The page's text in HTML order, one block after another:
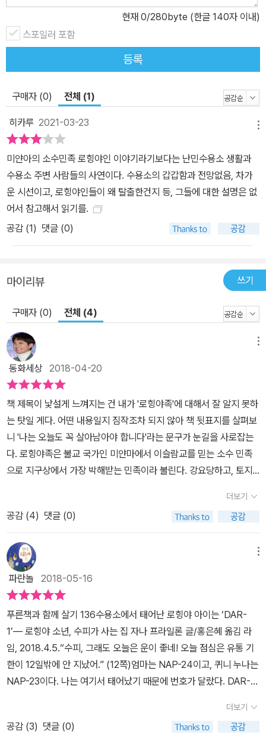
를 강도 높게 비판하고 있다. 그러나 미얀마 정부는 근거 없는 주장이
라고 맞서는 한편, 로힝야족의 기존 거주지에 정부군의 기지를 건설
하거나 다른 소수 민족의 정착을 유도하고 있다. 로힝야족 난민들이
고향으로 돌아갈 길은 아직도 멀어 보인다. 로힝야족 소년의 눈에 비
사는 집》은 오늘날 제노사이드(집단 학살)와 인종 청소라는 비극을
그린 작품이다. 호주의 난민 수용소에서 나고 자란 열 살 소년 수피의
눈을 통해 로힝야족 난민이 처한 비참한 현실을 가감 없이 보여 준다.
수피는 난민 수용소에서 태어나 철저하게 바깥세상과 격리된 채 살아
간다. 머지않아 아빠가 구하러 오면, 가족 모두 수용소에서 나갈 수 있
으리라는 것이 유일한 희망이다. 그러나 현실은 녹록지 않다. 하루가
다르게 삶의 의지를 잃어가는 엄마, 자신들을 죽은 쥐에 비유하며 세
상을 향해 거칠게 분노를 쏟아내는 누나, 친형처럼 의지하며 지냈지
만 다른 천막으로 간 뒤부터 점점 멀어지기만 하는 엘리 형, 강압적이
아이 지미가 철조망의 허술한 틈새를 통해 수용소 안으로 들어와 수
밀감과 동질감을 느낀 두 아이는, 이후 서로의 일상과 상처를 공유하
면서 마음을 나누게 된다. 이 작품은 삭막하고 열악한 현실 속에서 피
어나는 작고 연약한 희망과 따뜻한 우정을 그리고 있다. 그리고 우리
가 외면 혹은 방관하고 있는 난민의 현실을 보여 줌으로써 ‘사람답게
사는 것이 무엇인지’, 그리고 ‘우리가 지켜야 하는 인간적인 가치’가
둡고 아픈 현실을 비추기 때문에 마냥 무겁지만은 않지만, 그로 인해
더욱 가슴 뭉클하게 긴 여운이 남는다. 너무 빨리 세상을 알아버린 아
이의 담담한 고백 수피는 투명 인간을 가둔 새장 같은 난민 수용소에
서 나고 자랐다. 하루의 삼 분의 일을 식당이나 화장실 앞에서 줄 서서
기다리느라 허비하고, 잔뜩 짓이겨진 정체불명의 밥으로 허기를 대충
달래기 일쑤다. 학교에 가서 공부하는 것은 꿈도 못 꾸고, 별다른 놀잇
감도 없어서 땅에 널린 돌멩이나 머리에서 잡은 이를 갖고 논다. 그래
대로 터득해 하루하루를 알차게 보낸다. 글을 읽을 줄 알기에 수용소
에 있는 책이란 책은 다 읽었고, 부실한 재료를 아끼고 아껴 곧잘 그림
을 그리며 상상의 나래를 펼친다. 다른 사람들의 추억 이야기를 듣고
는, 와르르 무너져 내릴 것 같은 마음을 다잡을 수 있는 자신만의 추억
을 만들기도 한다. 게다가 수피 주변에는 힘이 되어 주는 좋은 사람들
이 많다. 친형처럼 챙겨 주고 함께 수용소 안에서 물건 배달 일을 할
수 있게 끼워 준 엘리 형, 다른 경비원들과 달리 친절하게 인격적으로
대우해 주는 경비원 하비 아저씨, 수피의 마음을 누구보다 잘 이해하
고 재미있는 놀이를 많이 알려 주는 나시르 할아버지가 있어서 힘든
중에 찾아와 아빠의 선물을 전해 주는 밤바다도 있다. 그러던 어느 날,
여느 때처럼 밤바다가 온 줄 알고 천막 밖으로 나간 수피 앞에, 난데없
현재 0/280byte (한글 140자 이내)
스포일러 포함
등록
구매자 (0) 전체 (1)
히카루 2021-03-23
미얀아의 소수민족 로힝야인 이야기라기보다는 난민수용소 생활과
수용소 주변 사람들의 사연이다. 수용소의 갑갑함과 전망없음, 차가
운 시선이고, 로힝야인들이 왜 탈출한건지 등, 그들에 대한 설명은 없
어서 참고해서 읽기를.
공감 (1) 댓글 (0)
마이리뷰 쓰기
구매자 (0) 전체 (4)
동화세상2018-04-20
책 제목이 낯설게 느껴지는 건 내가 '로힝야족'에 대해서 잘 알지 못하
는 탓일 게다. 어떤 내용일지 짐작조차 되지 않아 책 뒷표지를 살펴보
니 '나는 오늘도 꼭 살아남아야 합니다'라는 문구가 눈길을 사로잡는
다. 로힝야족은 불교 국가인 미얀마에서 이슬람교를 믿는 소수 민족
으로 지구상에서 가장 박해받는 민족이라 불린다. 강요당하고, 토지
해서 불법 이민자로 차별받고 쫓겨나 어디에도 속하지 못한 신세가
되어버린 로힝야족. 그렇게 난민 수용소에서 지내게 된 이들의 이야
기가 수피를 통해 이 책에 고스란히 담겨져 있다. 뉴스를 통해 난민들
의 실상이 전 세계적으로 고스란히 전해졌지만 난민 문제에 대해 전
지구적인 문제라는 인식에 대해서는 여전히 부족한 면이 있다. 이 책
은 호주의 난민 수용소에서 나고 자란 열 살 소년 수피를 통해 우리에
게 난민들의 실상을 이해하고 난민 문제가 전 지구적인 문제라는 점
을 인식하는데 도움을 준다. 로힝야족이 이제는 존재하지 않는다는
이야기, 집이 불타고 키우던 동물들이 죽어 가던 이야기, 아이들이 더
이상 학교에 갈 수 없게 된 이야기, 하루아침에 일자리를 빼앗긴 이야
기, 아파도 병원에 갈 수 없게 된 이야기, 군인들에게 강제로 붙잡혀
가서 도로를 만들거나 땅을 파는 일을 하고도 아무런 대가를 받지 못
한 이야기, 경찰이나 군인을 피해 달아나야 했던 이야기, 어느 날 갑자
기 사라지거나 죽은 사람들의 이야기, 아빠가 자신이 쓴 시 때문에 체
더보기
공감 (4) 댓글 (0)
파란놀 2018-05-16
푸른책과 함께 살기 136수용소에서 태어난 로힝야 아이는 ‘DAR-
1’― 로힝야 소년, 수피가 사는 집 자나 프라일론 글/홍은혜 옮김 라
임, 2018.4.5.“수피, 그래도 오늘은 운이 좋네! 오늘 점심은 유통 기
한이 12일밖에 안 지났어.” (12쪽)엄마는 NAP-24이고, 퀴니 누나는
NAP-23이다. 나는 여기서 태어났기 때문에 번호가 달랐다. DAR-1
9쪽) 푸른문학 《로힝야 소년, 수피가 사는 집》(자나 프라일론/홍은
혜 옮김, 라임, 2018)을 읽으며 ‘로힝야’가 어떤 이름인지, 이 책에 나
더보기
공감 (3) 댓글 (0)